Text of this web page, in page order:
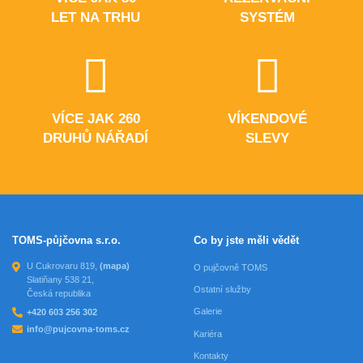
LET NA TRHU
SYSTÉM
VÍCE JAK 260
DRUHŮ NÁŘADÍ
VÍKENDOVÉ
SLEVY
TOMS-půjčovna s.r.o.
U Cukrovaru 819, (mapa)
Slatiňany 538 21,
Česká republika
+420 603 256 302
info@pujcovna-toms.cz
Co by jste měli vědět
O pujčovně TOMS
Ostatní služby
Galerie
Kariéra
Kontakty